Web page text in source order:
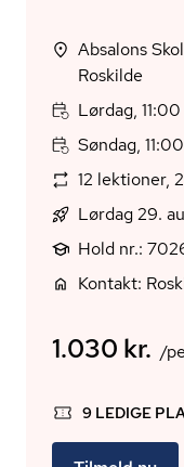
Absalons
Roskilde
Lørdag,
Søndag,
12 lektioner,
Lørdag 29.
Hold nr.:
Kontakt:
1.030 kr. /
9 LEDIGE